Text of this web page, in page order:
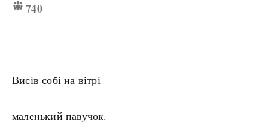
740
Висів собі на вітрі
маленький павучок.